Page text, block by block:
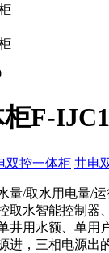
F-
双控一体柜 井电
量/取水用电量/
取水智能控制器
井用水额、单用
进，三相电源出